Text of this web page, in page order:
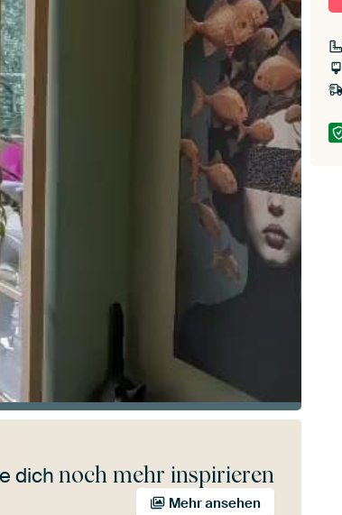
dich noch mehr inspirieren
Mehr ansehen